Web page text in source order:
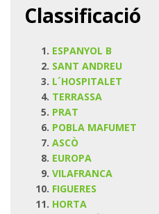
Classificació
ESPANYOL B
SANT ANDREU
L´HOSPITALET
TERRASSA
PRAT
POBLA MAFUMET
ASCÒ
EUROPA
VILAFRANCA
FIGUERES
HORTA